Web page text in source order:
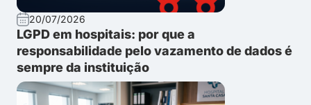
20/07/2026
LGPD em hospitais: por que a
responsabilidade pelo vazamento de dados é
sempre da instituição